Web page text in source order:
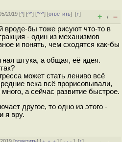
2019 [^] [^^] [^^^] [ответить][↑]
+ / –
вроде-бы тоже рисуют что-то в
- один из механизмов
и понять, чем сходятся как-бы
штука, а общая, её идея.
может стать лениво всё
века всё прорисовывали,
а сейчас развитие быстрое.
другое, то одно из этого -
я вру.